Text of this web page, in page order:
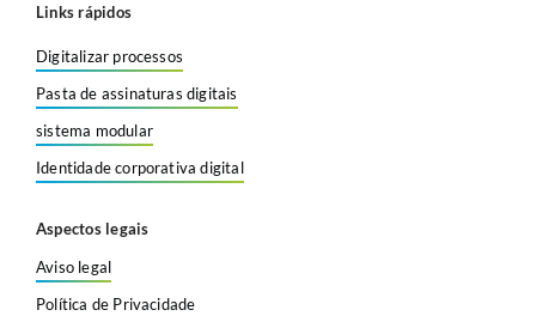
Links rápidos
Digitalizar processos
Pasta de assinaturas digitais
sistema modular
Identidade corporativa digital
Aspectos legais
Aviso legal
Política de Privacidade